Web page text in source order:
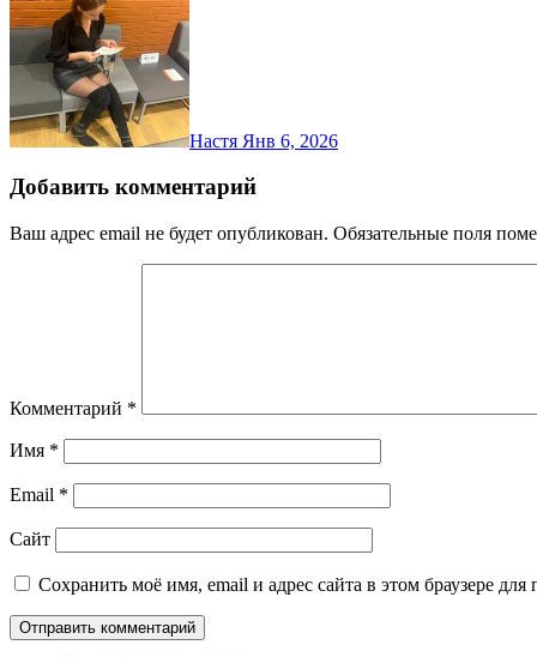
Настя Янв 6, 2026
Добавить комментарий
Ваш адрес email не будет опубликован. Обязательные поля
Комментарий *
Имя *
Email *
Сайт
Сохранить моё имя, email и адрес сайта в этом браузере